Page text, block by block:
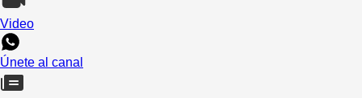
Video
Únete al canal